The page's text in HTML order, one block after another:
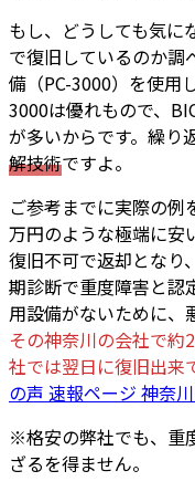
もし、どうしても気に
で復旧しているのか調
備（PC-3000）を使用
3000は優れもので、
が多いからです。繰り
解技術ですよ。
ご参考までに実際の例
万円のような極端に安
復旧不可で返却となり
期診断で重度障害と認
用設備がないために、
その神奈川の会社で約
社では翌日に復旧出来
の声 速報ページ 神奈
※格安の弊社でも、重
ざるを得ません。